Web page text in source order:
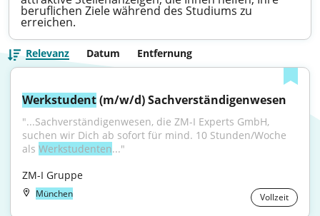
beruflichen Ziele während des Studiums zu
erreichen.
Relevanz Datum Entfernung
Werkstudent (m/w/d) Sachverständigenwesen
"...Sachverständigenwesen, die ZM-I Experts GmbH,
suchen wir Dich ab sofort für mind. 10 Stunden/Woche
als Werkstudenten..."
ZM-I Gruppe
München Vollzeit